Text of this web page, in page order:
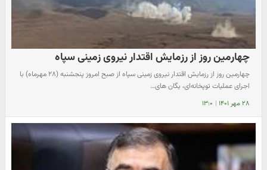
چهارمین روز از رزمایش اقتدار نیروی زمینی سپاه
چهارمین روز از رزمایش اقتدار نیروی زمینی سپاه از صبح امروز پنجشنبه (۲۸ مهرماه) با
اجرای عملیات توپخانه‌ای، یگان های…
۲۸ مهر ۱۴۰۱ | ۱۳:۰